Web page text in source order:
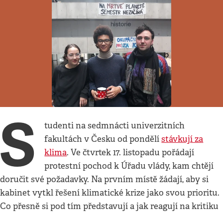
S
tudenti na sedmnácti univerzitních
fakultách v Česku od pondělístávkují za
klima. Ve čtvrtek 17. listopadu pořádají
protestní pochod k Úřadu vlády, kam chtějí
doručit své požadavky. Na prvním místě žádají, aby si
kabinet vytkl řešení klimatické krize jako svou prioritu.
Co přesně si pod tím představují a jak reagují na kritiku